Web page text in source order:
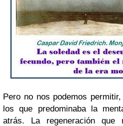
Pero no nos podemos
los que predominaba la
atrás. La regeneración